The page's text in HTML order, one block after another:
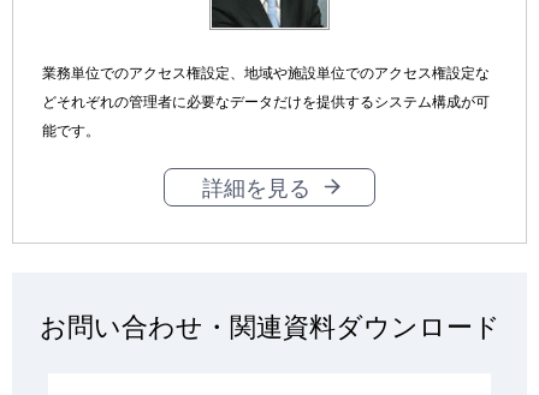
業務単位でのアクセス権設定、地域や施設単位でのアクセス権設定な
どそれぞれの管理者に必要なデータだけを提供するシステム構成が可
能です。
詳細を見る
お問い合わせ・関連資料ダウンロード